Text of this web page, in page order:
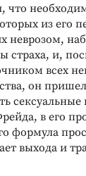
что
из его
неврозом,
и,
всех
он
в его
формула
выхода и